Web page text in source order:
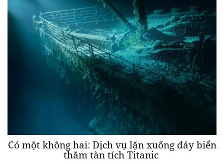
Có một không hai: Dịch vụ lặn xuống đáy biển
thăm tàn tích Titanic